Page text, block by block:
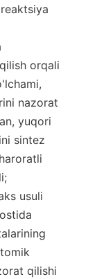
orqali
nazorat
yuqori
sintez
usuli
qilishi